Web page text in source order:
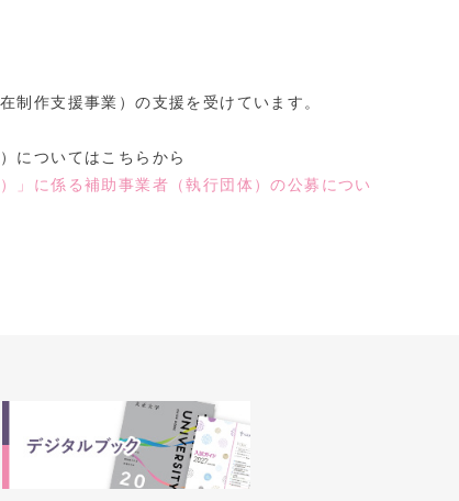
制作支援事業）の支援を受けています。
についてはこちらから
」に係る補助事業者（執行団体）の公募につい